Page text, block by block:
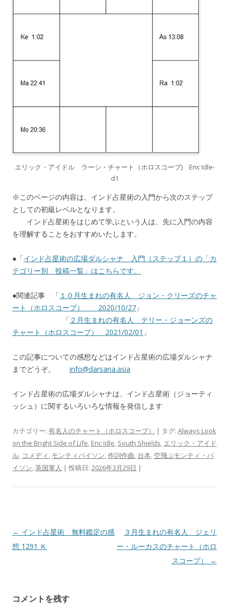
エリック・アイドル ラーシ・チャート（ホロスコープ) Eric Idle-
d1
※このページの内容は、インド占星術の入門から次のステップ
としての初級レベルとなります。
インド占星術をはじめて学ぶという人は、先に入門の内容
を理解することをおすすめいたします。
●「インド占星術の広場ダルシャナ 入門（ステップ１）の「カ
テゴリー別 投稿一覧」はこちらです。
●関連記事 「 １０月生まれの有名人 ジョン・クリーズのチャ
ート（ホロスコープ） 2020/10/27 」
「 ２月生まれの有名人 テリー・ジョーンズの
チャート（ホロスコープ） 2021/02/01 」
この記事についての感想などはインド占星術の広場ダルシャナ
までどうぞ。 info@darsana.asia
インド占星術の広場ダルシャナは、インド占星術（ジョーティ
ッシュ）に関するいろいろな情報を発信します
カテゴリー: 有名人のチャート（ホロスコープ） | タグ: Always Look
on the Bright Side of Life, Eric Idle, South Shields, エリック・アイド
ル, コメディ, モンティパイソン,作詞作曲, 台本, 空飛ぶモンティ・パ
イソン,英国軍人 | 投稿日: 2026年3月29日 |
投
稿
ー
← インド占星術 無料鑑定の感
想 1291 Ｋ
３月生まれの有名人 ジェリ
ー・ルーカスのチャート（ホロ
スコープ）
→
コメントを残す